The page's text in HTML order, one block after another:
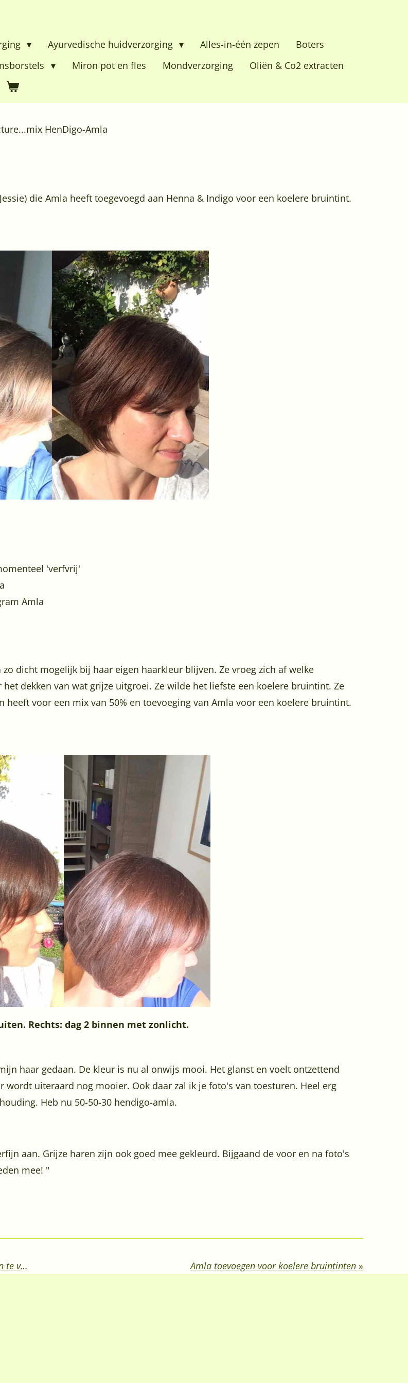
Ayurvedische huidverzorging Alles-in-één zepen
Boters
Miron pot en fles Mondverzorging
Oliën & Co2 extracten
HenDigo-Amla
die Amla heeft toegevoegd aan Henna & Indigo voor een koelere bruintint.
'verfvrij'
Amla
dicht mogelijk bij haar eigen haarkleur blijven. Ze vroeg zich af welke
dekken van wat grijze uitgroei. Ze wilde het liefste een koelere bruintint. Ze
heeft voor een mix van 50% en toevoeging van Amla voor een koelere bruintint.
Rechts: dag 2 binnen met zonlicht.
haar gedaan. De kleur is nu al onwijs mooi. Het glanst en voelt ontzettend
wordt uiteraard nog mooier. Ook daar zal ik je foto's van toesturen. Heel erg
Heb nu 50-50-30 hendigo-amla.
aan. Grijze haren zijn ook goed mee gekleurd. Bijgaand de voor en na foto's
mee! "
Henna, Indigo en Amla om geverfd en gebleekt haar bruin te verven Amla toevoegen voor koelere bruintinten »